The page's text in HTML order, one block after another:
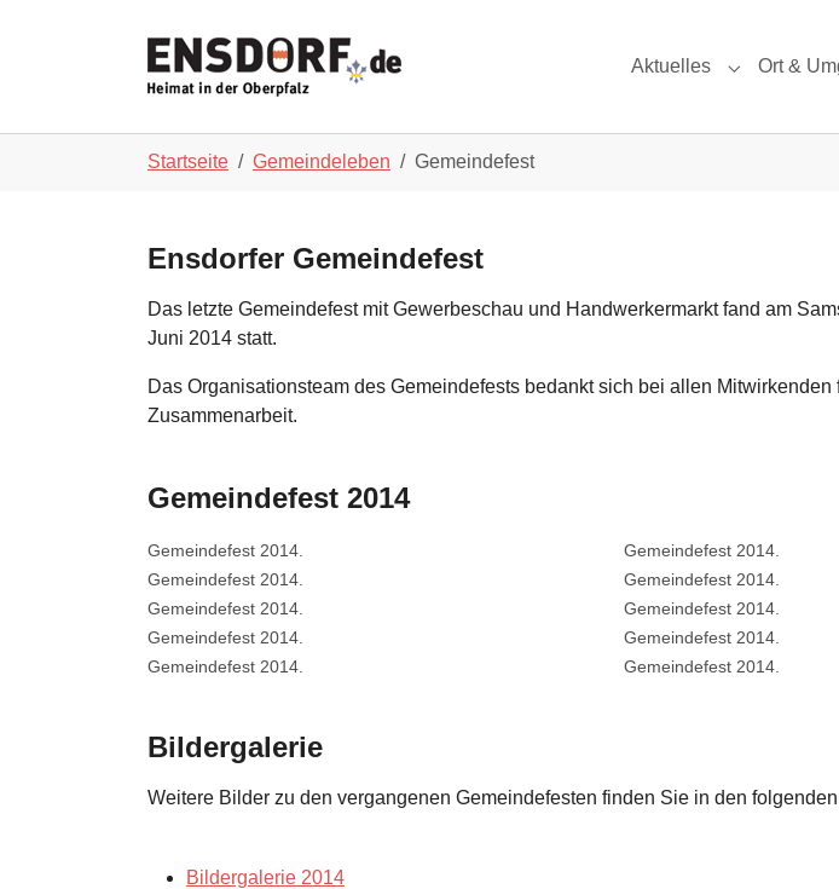
Aktuelles
Submenu
Ort &
Startseite Gemeindeleben Gemeindefest
Ensdorfer Gemeindefest
Das letzte Gemeindefest mit Gewerbeschau und Handwerkermarkt fand am
Juni 2014 statt.
Das Organisationsteam des Gemeindefests bedankt sich bei allen
Zusammenarbeit.
Gemeindefest 2014
Show larger version
Gemeindefest 2014. Show larger version
Gemeindefest 2014.
Show larger version
Gemeindefest 2014. Show larger version
Gemeindefest 2014.
Show larger version
Gemeindefest 2014. Show larger version
Gemeindefest 2014.
Show larger version
Gemeindefest 2014. Show larger version
Gemeindefest 2014.
Show larger version
Gemeindefest 2014. Show larger version
Gemeindefest 2014.
Bildergalerie
Weitere Bilder zu den vergangenen Gemeindefesten finden Sie in den
Bildergalerie 2014